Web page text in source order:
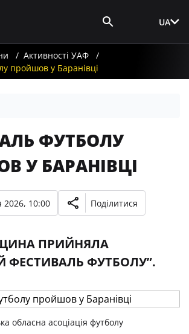
UA
Активності УАФ
пройшов у Баранівці
ФУТБОЛУ
У БАРАНІВЦІ
2026, 10:00 Поділитися
ПРИЙНЯЛА
ФЕСТИВАЛЬ ФУТБОЛУ”.
обласна асоціація футболу